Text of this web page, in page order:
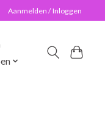
Aanmelden / Inloggen